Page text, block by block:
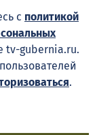
с политикой
tv-gubernia.ru.
.